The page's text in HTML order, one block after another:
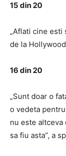
15 din 20
„Aflati cine esti
de la
16 din 20
„Sunt doar o
o vedeta
nu este altceva
sa fiu asta”, a